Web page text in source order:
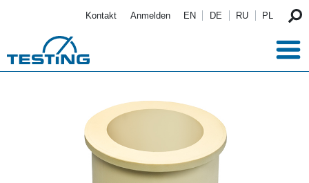
Kontakt Anmelden EN DE RU PL